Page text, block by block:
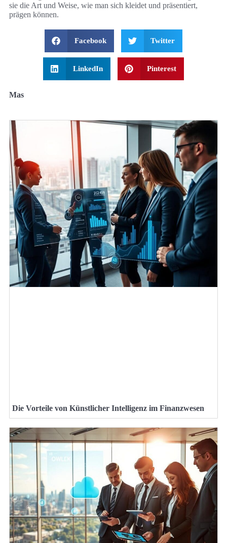
sie die Art und Weise, wie man sich kleidet und präsentiert,
prägen können.
Facebook Twitter
LinkedIn Pinterest
Mas
Die Vorteile von Künstlicher Intelligenz im Finanzwesen